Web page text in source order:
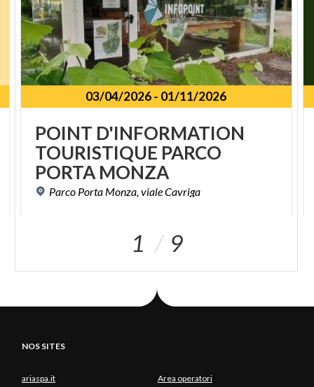
03/04/2026- 01/11/2026
POINT D'INFORMATION
TOURISTIQUE PARCO
PORTA MONZA
Parco Porta Monza,vialeCavriga
1 9
NOS SITES
ariaspa.it Area operatori